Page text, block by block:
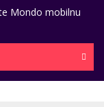
Mondo mobilnu